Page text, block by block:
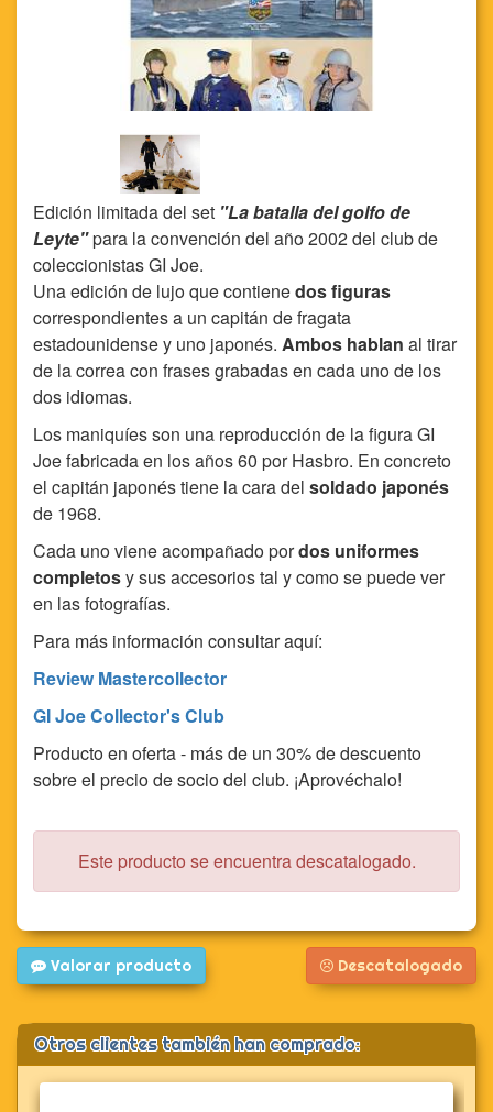
Edición limitada del set "La batalla del golfo de
Leyte"para la convención del año 2002 del club de
coleccionistas GI Joe.
Una edición de lujo que contienedos figuras
correspondientes a un capitán de fragata
estadounidense y uno japonés. Ambos hablan al tirar
de la correa con frases grabadas en cada uno de los
dos idiomas.
Los maniquíes son una reproducción de la figura GI
Joe fabricada en los años 60 por Hasbro. En concreto
el capitán japonés tiene la cara del soldado japonés
de 1968.
Cada uno viene acompañado pordos uniformes
completosy sus accesorios tal y como se puede ver
en las fotografías.
Para más información consultar aquí:
Review Mastercollector
GI Joe Collector's Club
Producto en oferta - más de un 30% de descuento
sobre el precio de socio del club. ¡Aprovéchalo!
Este producto se encuentra descatalogado.
Valorar producto Descatalogado
Otros clientes también han comprado: